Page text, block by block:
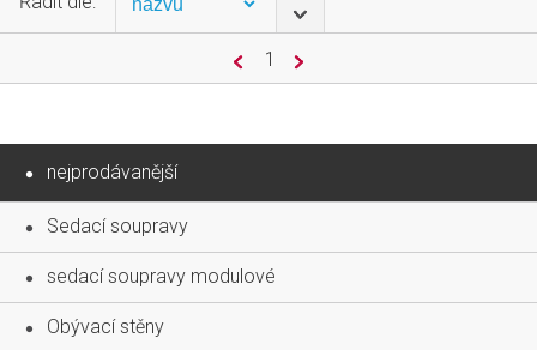
1
nejprodávanější
Sedací soupravy
sedací soupravy modulové
Obývací stěny